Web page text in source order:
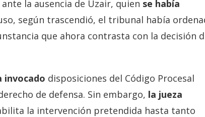
la ausencia de Uzair, quien se había
según trascendió, el tribunal había
que ahora contrasta con la decisión
invocado disposiciones del Código Procesal
de defensa. Sin embargo, la jueza
la intervención pretendida hasta tanto